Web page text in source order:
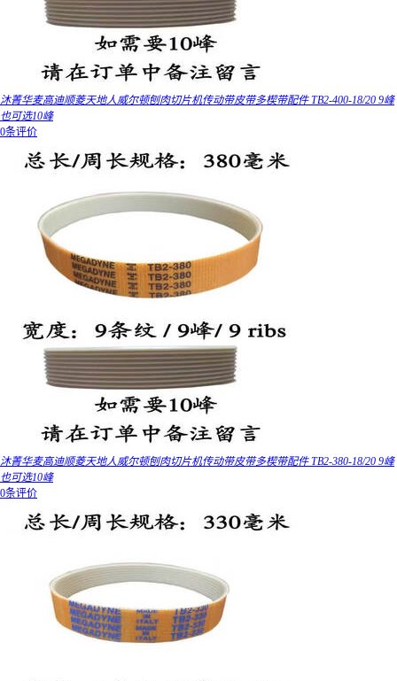
沐菁华麦高迪顺菱天地人威尔顿刨肉切片机传动带皮带多楔带配件 TB2-400-18/20 9峰
也可选10峰
0条评价
沐菁华麦高迪顺菱天地人威尔顿刨肉切片机传动带皮带多楔带配件 TB2-380-18/20 9峰
也可选10峰
0条评价